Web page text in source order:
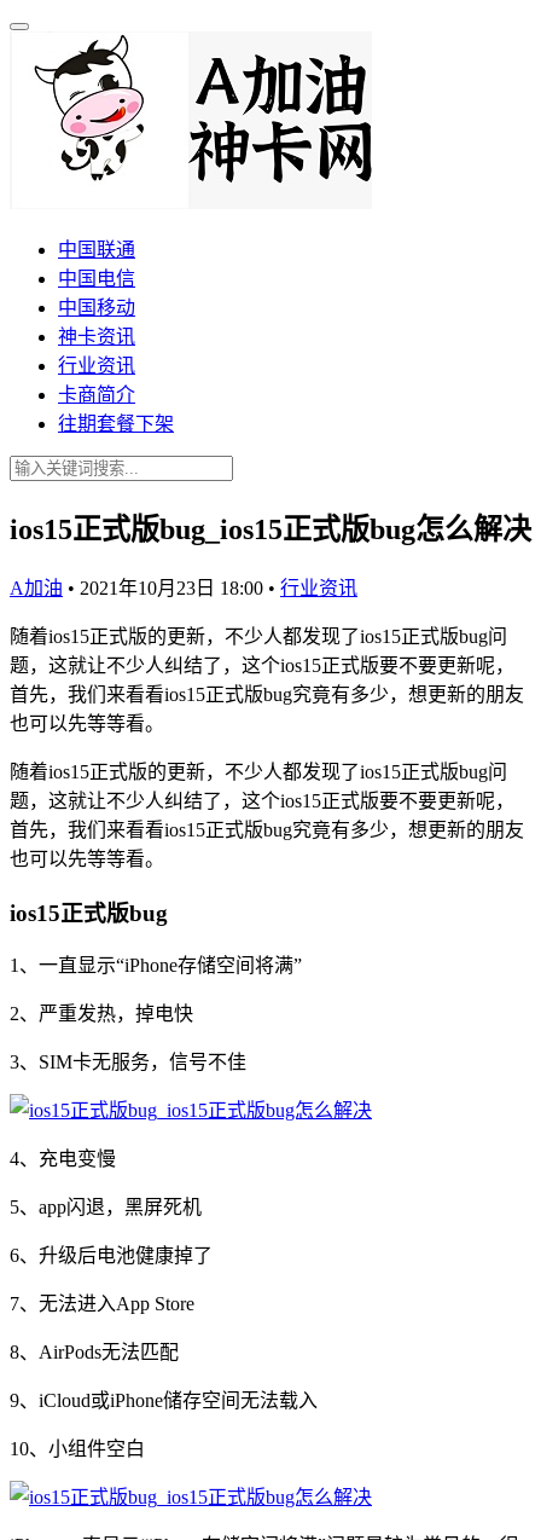
中国联通
中国电信
中国移动
神卡资讯
行业资讯
卡商简介
往期套餐下架
ios15正式版bug_ios15正式版bug怎么解决
A加油 • 2021年10月23日 18:00 • 行业资讯
随着ios15正式版的更新，不少人都发现了ios15正式版bug问
题，这就让不少人纠结了，这个ios15正式版要不要更新呢，
首先，我们来看看ios15正式版bug究竟有多少，想更新的朋友
也可以先等等看。
随着ios15正式版的更新，不少人都发现了ios15正式版bug问
题，这就让不少人纠结了，这个ios15正式版要不要更新呢，
首先，我们来看看ios15正式版bug究竟有多少，想更新的朋友
也可以先等等看。
ios15正式版bug
1、一直显示“iPhone存储空间将满”
2、严重发热，掉电快
3、SIM卡无服务，信号不佳
4、充电变慢
5、app闪退，黑屏死机
6、升级后电池健康掉了
7、无法进入App Store
8、AirPods无法匹配
9、iCloud或iPhone储存空间无法载入
10、小组件空白